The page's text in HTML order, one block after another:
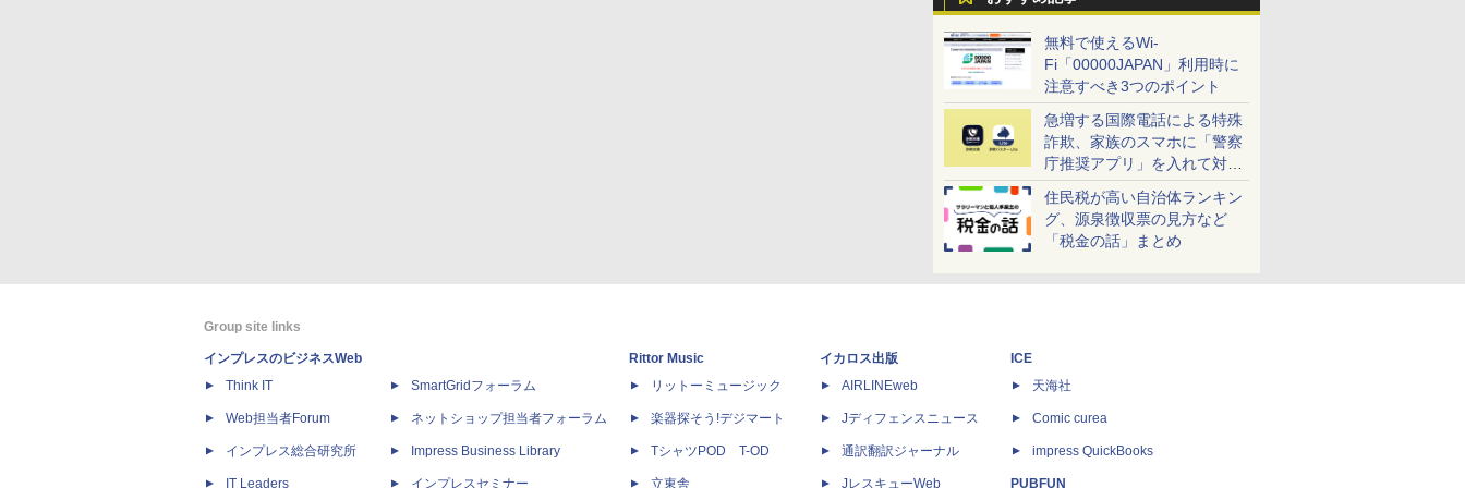
無料で使えるWi-
Fi「00000JAPAN」利用時に
注意すべき3つのポイント
急増する国際電話による特殊
詐欺、家族のスマホに「警察
庁推奨アプリ」を入れて対策
しよう！
住民税が高い自治体ランキン
グ、源泉徴収票の見方など
「税金の話」まとめ
Group site links
インプレスのビジネスWeb
Think IT
Web担当者Forum
インプレス総合研究所
IT Leaders
SmartGridフォーラム
ネットショップ担当者フォーラム
Impress Business Library
インプレスセミナー
Rittor Music
リットーミュージック
楽器探そう!デジマート
TシャツPOD T-OD
立東舎
イカロス出版
AIRLINEweb
Jディフェンスニュース
通訳翻訳ジャーナル
JレスキューWeb
ICE
天海社
Comic curea
impress QuickBooks
PUBFUN